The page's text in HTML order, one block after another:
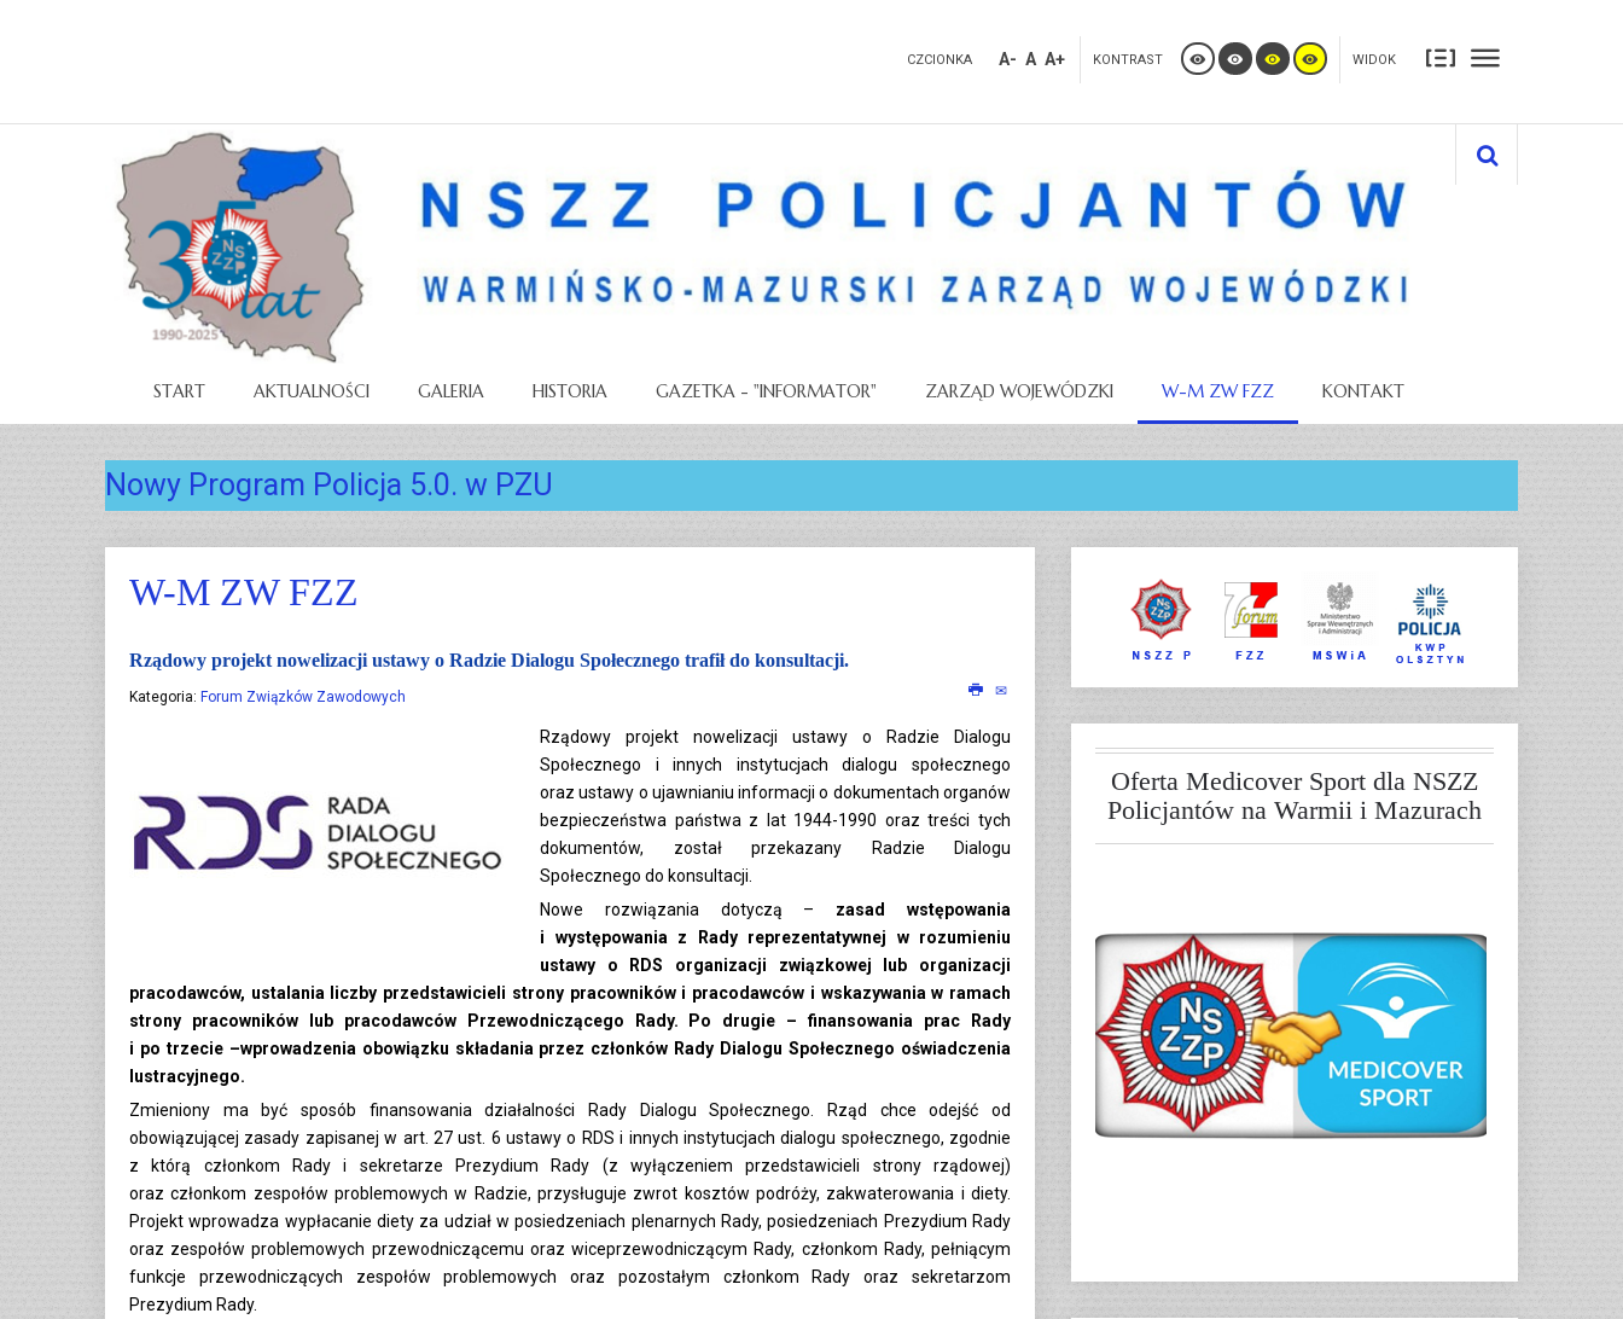
CZCIONKA A- A A+ KONTRAST WIDOK
START AKTUALNOŚCI GALERIA HISTORIA GAZETKA - "INFORMATOR" ZARZĄD WOJEWÓDZKI W-M ZW FZZ KONTAKT
Nowy Program Policja 5.0. w PZU
W-M ZW FZZ
Rządowy projekt nowelizacji ustawy o Radzie Dialogu Społecznego trafił do konsultacji.
Kategoria: Forum Związków Zawodowych
Rządowy projekt nowelizacji ustawy o Radzie Dialogu
Społecznego i innych instytucjach dialogu społecznego
oraz ustawy o ujawnianiu informacji o dokumentach organów
bezpieczeństwa państwa z lat 1944-1990 oraz treści tych
dokumentów, został przekazany Radzie Dialogu
Społecznego do konsultacji.
Nowe rozwiązania dotyczą – zasad wstępowania
i występowania z Rady reprezentatywnej w rozumieniu
ustawy o RDS organizacji związkowej lub organizacji
pracodawców, ustalania liczby przedstawicieli strony pracowników i pracodawców i wskazywania w ramach
strony pracowników lub pracodawców Przewodniczącego Rady. Po drugie – finansowania prac Rady
i po trzecie –wprowadzenia obowiązku składania przez członków Rady Dialogu Społecznego oświadczenia
lustracyjnego.
Zmieniony ma być sposób finansowania działalności Rady Dialogu Społecznego. Rząd chce odejść od
obowiązującej zasady zapisanej w art. 27 ust. 6 ustawy o RDS i innych instytucjach dialogu społecznego, zgodnie
z którą członkom Rady i sekretarze Prezydium Rady (z wyłączeniem przedstawicieli strony rządowej)
oraz członkom zespołów problemowych w Radzie, przysługuje zwrot kosztów podróży, zakwaterowania i diety.
Projekt wprowadza wypłacanie diety za udział w posiedzeniach plenarnych Rady, posiedzeniach Prezydium Rady
oraz zespołów problemowych przewodniczącemu oraz wiceprzewodniczącym Rady, członkom Rady, pełniącym
funkcje przewodniczących zespołów problemowych oraz pozostałym członkom Rady oraz sekretarzom
Prezydium Rady.
Oferta Medicover Sport dla NSZZ
Policjantów na Warmii i Mazurach